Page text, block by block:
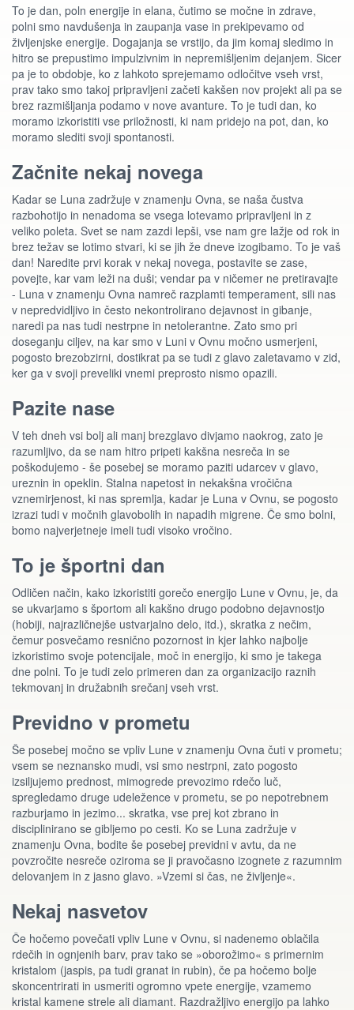
To je dan, poln energije in elana, čutimo se močne in zdrave,
polni smo navdušenja in zaupanja vase in prekipevamo od
življenjske energije. Dogajanja se vrstijo, da jim komaj sledimo in
hitro se prepustimo impulzivnim in nepremišljenim dejanjem. Sicer
pa je to obdobje, ko z lahkoto sprejemamo odločitve vseh vrst,
prav tako smo takoj pripravljeni začeti kakšen nov projekt ali pa se
brez razmišljanja podamo v nove avanture. To je tudi dan, ko
moramo izkoristiti vse priložnosti, ki nam pridejo na pot, dan, ko
moramo slediti svoji spontanosti.
Začnite nekaj novega
Kadar se Luna zadržuje v znamenju Ovna, se naša čustva
razbohotijo in nenadoma se vsega lotevamo pripravljeni in z
veliko poleta. Svet se nam zazdi lepši, vse nam gre lažje od rok in
brez težav se lotimo stvari, ki se jih že dneve izogibamo. To je vaš
dan! Naredite prvi korak v nekaj novega, postavite se zase,
povejte, kar vam leži na duši; vendar pa v ničemer ne pretiravajte
- Luna v znamenju Ovna namreč razplamti temperament, sili nas
v nepredvidljivo in često nekontrolirano dejavnost in gibanje,
naredi pa nas tudi nestrpne in netolerantne. Zato smo pri
doseganju ciljev, na kar smo v Luni v Ovnu močno usmerjeni,
pogosto brezobzirni, dostikrat pa se tudi z glavo zaletavamo v zid,
ker ga v svoji preveliki vnemi preprosto nismo opazili.
Pazite nase
V teh dneh vsi bolj ali manj brezglavo divjamo naokrog, zato je
razumljivo, da se nam hitro pripeti kakšna nesreča in se
poškodujemo - še posebej se moramo paziti udarcev v glavo,
ureznin in opeklin. Stalna napetost in nekakšna vročična
vznemirjenost, ki nas spremlja, kadar je Luna v Ovnu, se pogosto
izrazi tudi v močnih glavobolih in napadih migrene. Če smo bolni,
bomo najverjetneje imeli tudi visoko vročino.
To je športni dan
Odličen način, kako izkoristiti gorečo energijo Lune v Ovnu, je, da
se ukvarjamo s športom ali kakšno drugo podobno dejavnostjo
(hobiji, najrazličnejše ustvarjalno delo, itd.), skratka z nečim,
čemur posvečamo resnično pozornost in kjer lahko najbolje
izkoristimo svoje potencijale, moč in energijo, ki smo je takega
dne polni. To je tudi zelo primeren dan za organizacijo raznih
tekmovanj in družabnih srečanj vseh vrst.
Previdno v prometu
Še posebej močno se vpliv Lune v znamenju Ovna čuti v prometu;
vsem se neznansko mudi, vsi smo nestrpni, zato pogosto
izsiljujemo prednost, mimogrede prevozimo rdečo luč,
spregledamo druge udeležence v prometu, se po nepotrebnem
razburjamo in jezimo... skratka, vse prej kot zbrano in
disciplinirano se gibljemo po cesti. Ko se Luna zadržuje v
znamenju Ovna, bodite še posebej previdni v avtu, da ne
povzročite nesreče oziroma se ji pravočasno izognete z razumnim
delovanjem in z jasno glavo. »Vzemi si čas, ne življenje«.
Nekaj nasvetov
Če hočemo povečati vpliv Lune v Ovnu, si nadenemo oblačila
rdečih in ognjenih barv, prav tako se »oborožimo« s primernim
kristalom (jaspis, pa tudi granat in rubin), če pa hočemo bolje
skoncentrirati in usmeriti ogromno vpete energije, vzamemo
kristal kamene strele ali diamant. Razdražljivo energijo pa lahko